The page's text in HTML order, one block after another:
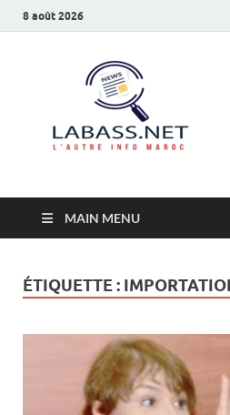
8 août 2026
MAIN MENU
ÉTIQUETTE :